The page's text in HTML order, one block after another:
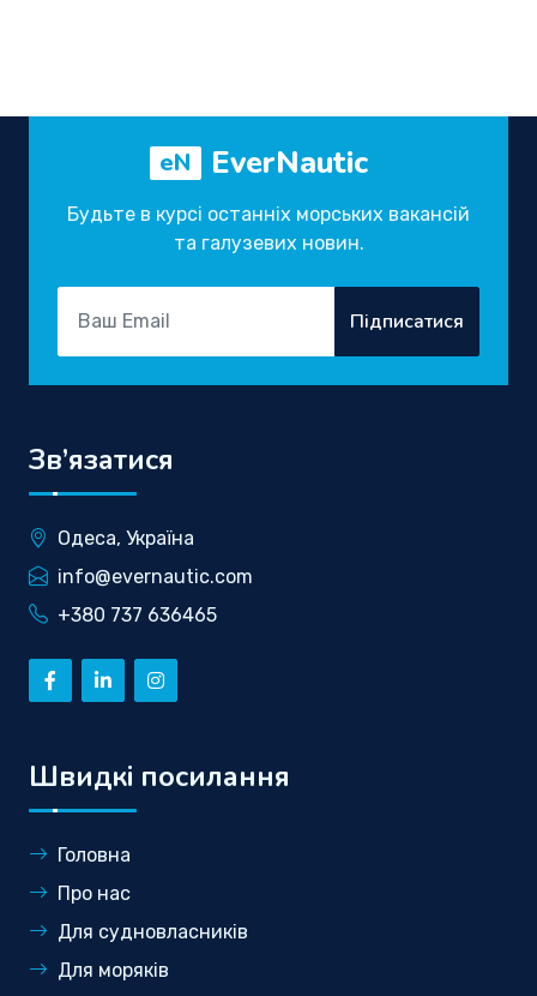
eN EverNautic
Будьте в курсі останніх морських вакансій
та галузевих новин.
Підписатися
Зв’язатися
Одеса, Україна
info@evernautic.com
+380 737 636465
Швидкі посилання
Головна
Про нас
Для судновласників
Для моряків